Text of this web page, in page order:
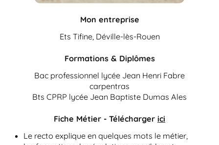
Mon entreprise
Ets Tifine, Déville-lès-Rouen
Formations & Diplômes
Bac professionnel lycée Jean Henri Fabre
carpentras
Bts CPRP lycée Jean Baptiste Dumas Ales
Fiche Métier - Télécharger ici
Le recto explique en quelques mots le métier,